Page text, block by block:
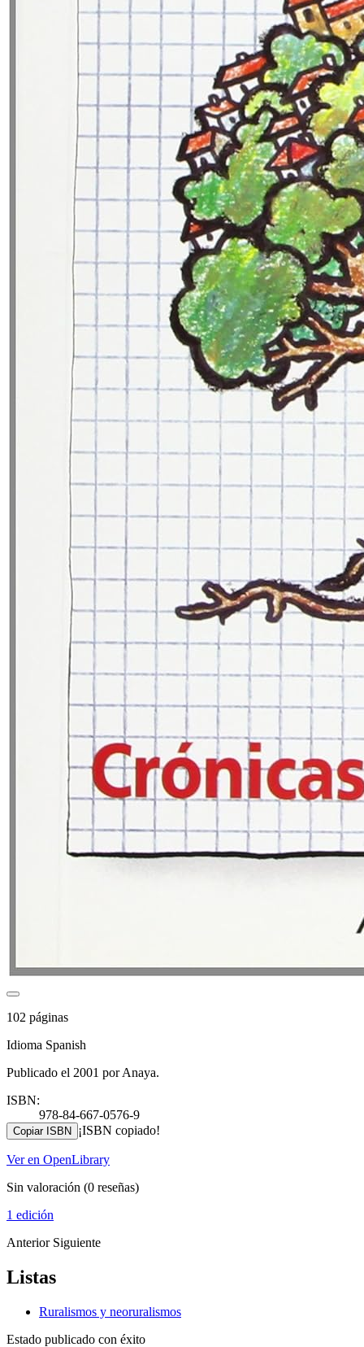
102 páginas
Idioma Spanish
Publicado el 2001 por Anaya.
ISBN:
978-84-667-0576-9
Copiar ISBN ¡ISBN copiado!
Ver en OpenLibrary
Sin valoración (0 reseñas)
1 edición
Anterior Siguiente
Listas
Ruralismos y neoruralismos
Estado publicado con éxito